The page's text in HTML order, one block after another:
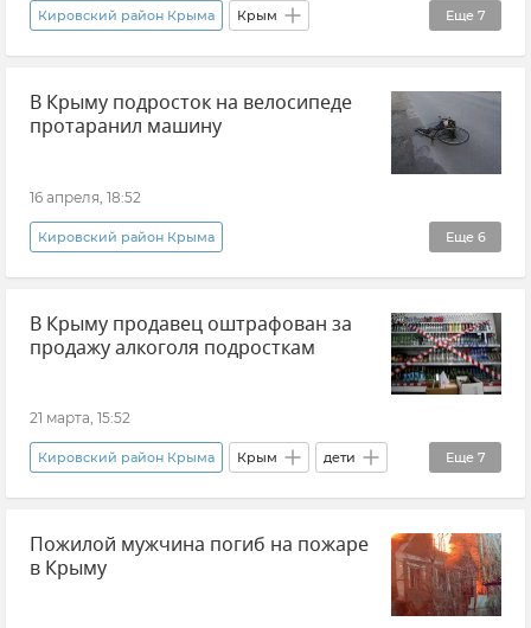
Еще 7
Кировский район Крыма Крым
Прокуратура Республики Крым
Экстремизм Происшествия
В Крыму подросток на велосипеде
протаранил машину
16 апреля, 18:52
Еще 6
Кировский район Крыма
Ситуация на дорогах Крыма ДТП
ДТП в Крыму и Севастополе Крым
Новости Крыма Происшествия
В Крыму продавец оштрафован за
продажу алкоголя подросткам
21 марта, 15:52
Еще 7
Кировский район Крыма Крым дети
алкоголь Штрафы Правонарушения
Приговор Общество Новости Крыма
Пожилой мужчина погиб на пожаре
в Крыму